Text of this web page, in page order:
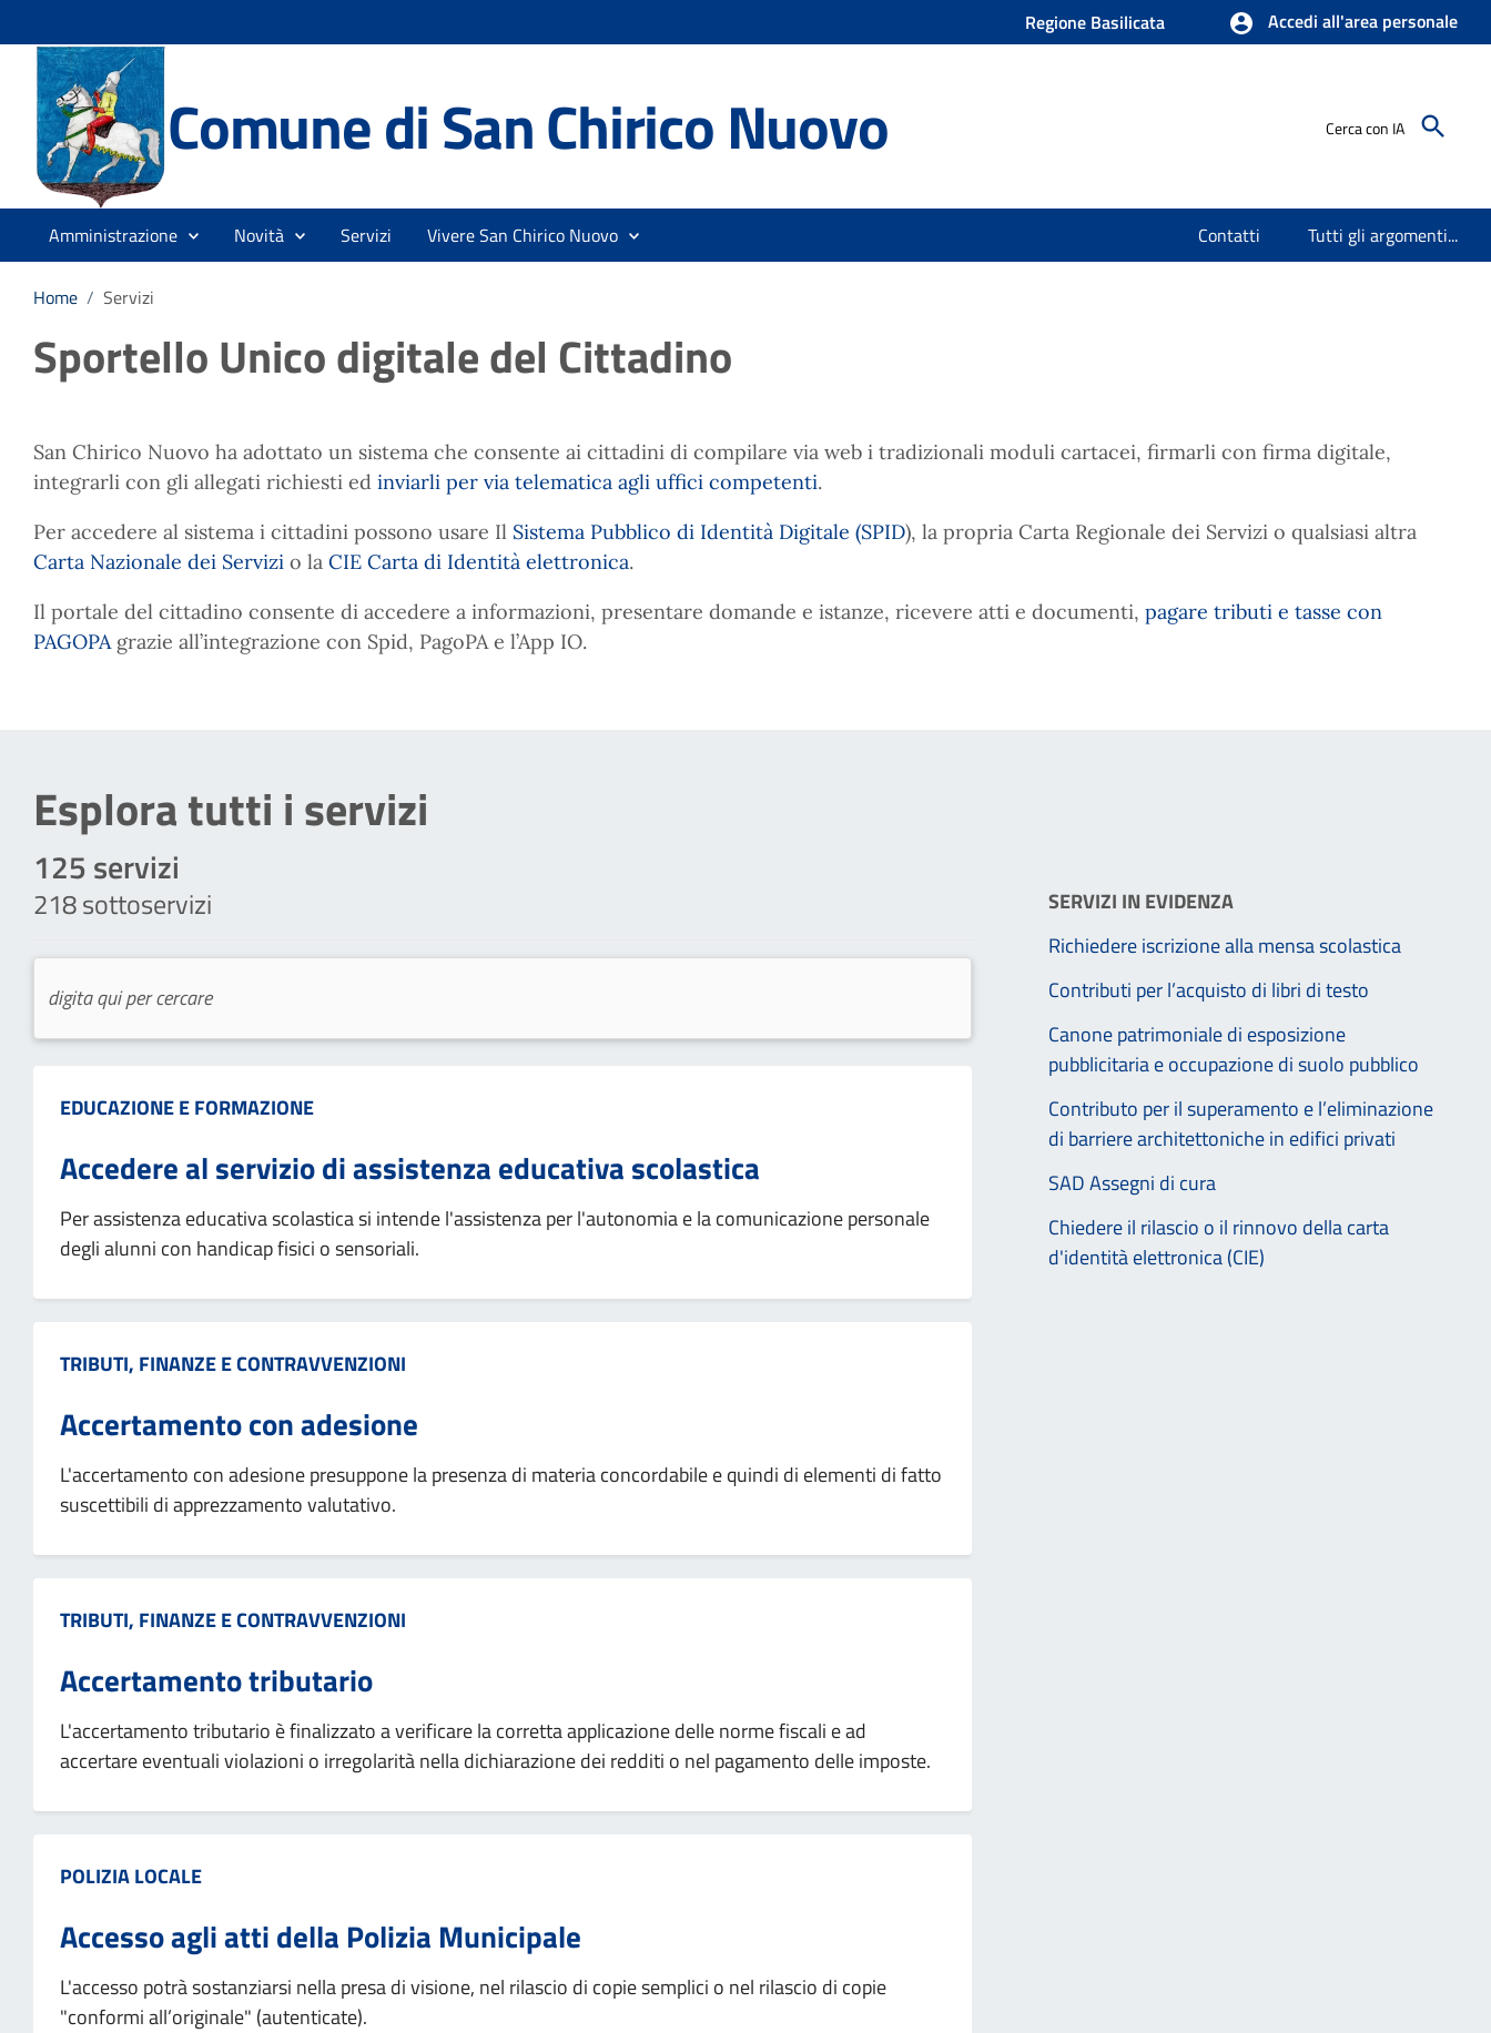
Regione Basilicata Accedi all'area personale
Comune di San Chirico Nuovo Cerca con IA
Amministrazione Novità Servizi Vivere San Chirico Nuovo Contatti Tutti gli argomenti...
Home / Servizi
Sportello Unico digitale del Cittadino
San Chirico Nuovo ha adottato un sistema che consente ai cittadini di compilare via web i tradizionali moduli cartacei, firmarli con firma digitale,
integrarli con gli allegati richiesti ed inviarli per via telematica agli uffici competenti.
Per accedere al sistema i cittadini possono usare Il Sistema Pubblico di Identità Digitale (SPID), la propria Carta Regionale dei Servizi o qualsiasi altra
Carta Nazionale dei Servizi o la CIE Carta di Identità elettronica.
Il portale del cittadino consente di accedere a informazioni, presentare domande e istanze, ricevere atti e documenti, pagare tributi e tasse con
PAGOPA grazie all’integrazione con Spid, PagoPA e l’App IO.
Esplora tutti i servizi
125servizi
218sottoservizi
Categoria:
EDUCAZIONE E FORMAZIONE
Accedere al servizio di assistenza educativa scolastica
Per assistenza educativa scolastica si intende l'assistenza per l'autonomia e la comunicazione personale
degli alunni con handicap fisici o sensoriali.
Categoria:
TRIBUTI, FINANZE E CONTRAVVENZIONI
Accertamento con adesione
L'accertamento con adesione presuppone la presenza di materia concordabile e quindi di elementi di fatto
suscettibili di apprezzamento valutativo.
Categoria:
TRIBUTI, FINANZE E CONTRAVVENZIONI
Accertamento tributario
L'accertamento tributario è finalizzato a verificare la corretta applicazione delle norme fiscali e ad
accertare eventuali violazioni o irregolarità nella dichiarazione dei redditi o nel pagamento delle imposte.
Categoria:
POLIZIA LOCALE
Accesso agli atti della Polizia Municipale
L'accesso potrà sostanziarsi nella presa di visione, nel rilascio di copie semplici o nel rilascio di copie
"conformi all’originale" (autenticate).
SERVIZI IN EVIDENZA
Richiedere iscrizione alla mensa scolastica
Contributi per l’acquisto di libri di testo
Canone patrimoniale di esposizione
pubblicitaria e occupazione di suolo pubblico
Contributo per il superamento e l’eliminazione
di barriere architettoniche in edifici privati
SAD Assegni di cura
Chiedere il rilascio o il rinnovo della carta
d'identità elettronica (CIE)